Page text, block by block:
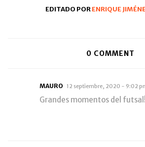
EDITADO PORENRIQUE
0 COMMENT
MAURO 12 septiembre, 2020 - 9:02
Grandes momentos del